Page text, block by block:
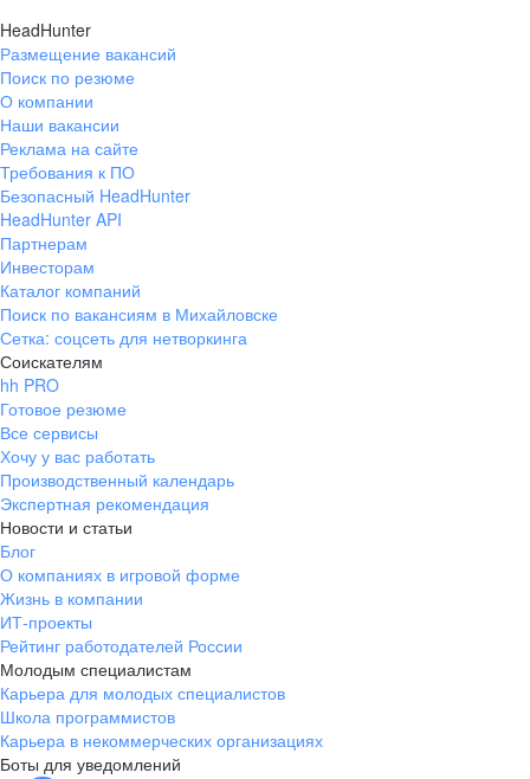
HeadHunter
Размещение вакансий
Поиск по резюме
О компании
Наши вакансии
Реклама на сайте
Требования к ПО
Безопасный HeadHunter
HeadHunter API
Партнерам
Инвесторам
Каталог компаний
Поиск по вакансиям в Михайловске
Сетка: соцсеть для нетворкинга
Соискателям
hh PRO
Готовое резюме
Все сервисы
Хочу у вас работать
Производственный календарь
Экспертная рекомендация
Новости и статьи
Блог
О компаниях в игровой форме
Жизнь в компании
ИТ-проекты
Рейтинг работодателей России
Молодым специалистам
Карьера для молодых специалистов
Школа программистов
Карьера в некоммерческих организациях
Боты для уведомлений